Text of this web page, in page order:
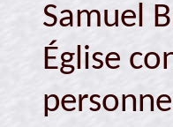
Samuel
Église